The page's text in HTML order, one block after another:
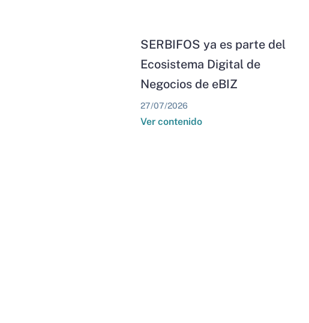
SERBIFOS ya es parte del
Ecosistema Digital de
Negocios de eBIZ
27/07/2026
Ver contenido